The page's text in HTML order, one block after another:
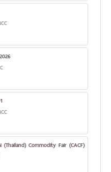
(Thailand) Commodity Fair (CACF)